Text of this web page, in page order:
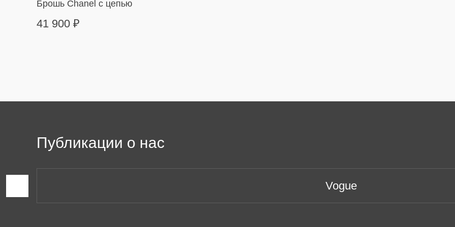
Брошь Chanel с цепью
41 900 ₽
Публикации о нас
Vogue